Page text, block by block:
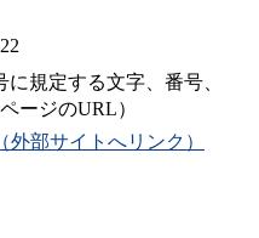
規定する文字、番号、
ージのURL）
外部サイトへリンク）